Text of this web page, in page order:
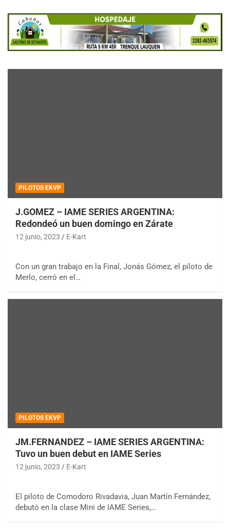
PILOTOS EKVP
J.GOMEZ – IAME SERIES ARGENTINA:
Redondeó un buen domingo en Zárate
12 junio, 2023 E-Kart
Con un gran trabajo en la Final, Jonás Gómez, el piloto de
Merlo, cerró en el…
PILOTOS EKVP
JM.FERNANDEZ – IAME SERIES ARGENTINA:
Tuvo un buen debut en IAME Series
12 junio, 2023 E-Kart
El piloto de Comodoro Rivadavia, Juan Martín Fernández,
debutó en la clase Mini de IAME Series,…
COBERTURA ESPECIAL DE E-KART.COM.AR
08/09-AGO